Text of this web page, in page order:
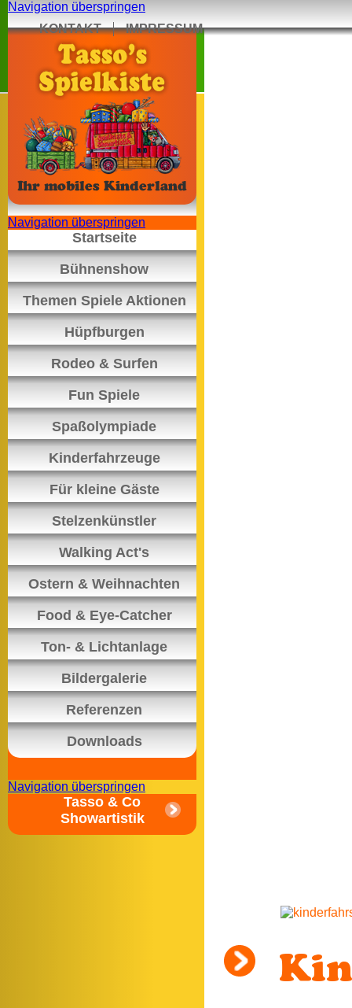
Navigation überspringen
KONTAKT
IMPRESSUM
Navigation überspringen
Startseite
Bühnenshow
Themen Spiele Aktionen
Hüpfburgen
Rodeo & Surfen
Fun Spiele
Spaßolympiade
Kinderfahrzeuge
Für kleine Gäste
Stelzenkünstler
Walking Act's
Ostern & Weihnachten
Food & Eye-Catcher
Ton- & Lichtanlage
Bildergalerie
Referenzen
Downloads
Navigation überspringen
Tasso & Co
Showartistik